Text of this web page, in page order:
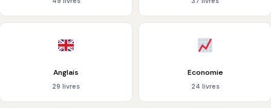
Anglais
29 livres
Economie
24 livres